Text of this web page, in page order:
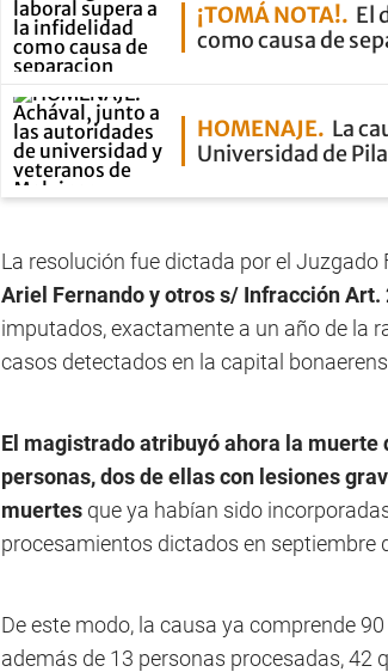
¡TOMÁ NOTA!
El
como causa de
HOMENAJE La
Universidad de
La resolución fue dictada por el Juzgado
Ariel Fernando y otros s/ Infracción Art.
imputados, exactamente a un año de la
casos detectados en la capital
El magistrado atribuyó ahora la muerte
personas, dos de ellas con lesiones
muertes que ya habían sido
procesamientos dictados en septiembre
De este modo, la causa ya comprende
además de 13 personas procesadas, 42